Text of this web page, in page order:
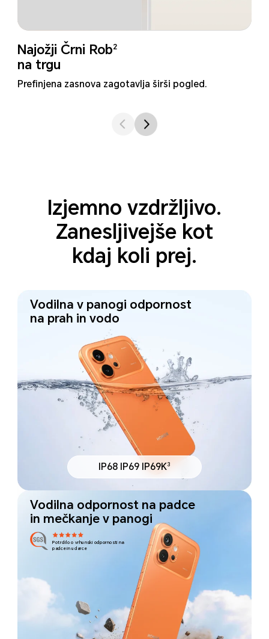
Najožji Črni Rob2
na trgu
Prefinjena zasnova zagotavlja širši pogled.
Izjemno vzdržljivo.
Zanesljivejše kot
kdaj koli prej.
Vodilna v panogi odpornost
na prah in vodo
IP68 IP69 IP69K3
Vodilna odpornost na padce
in mečkanje v panogi
Potrdilo o vrhunski odpornosti na
padce in udarce